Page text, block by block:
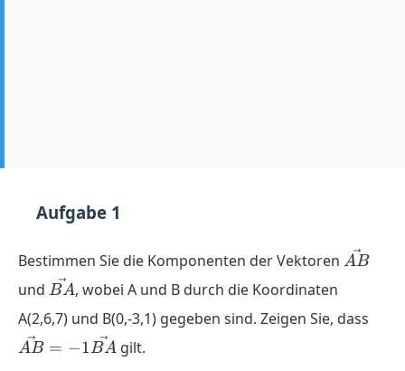
Aufgabe 1
Bestimmen Sie die Komponenten der Vektoren AB
und \vec{BA}
BA, wobei A und B durch die Koordinaten
A(2,6,7) und B(0,-3,1) gegeben sind. Zeigen Sie, dass
AB = −1BAgilt.